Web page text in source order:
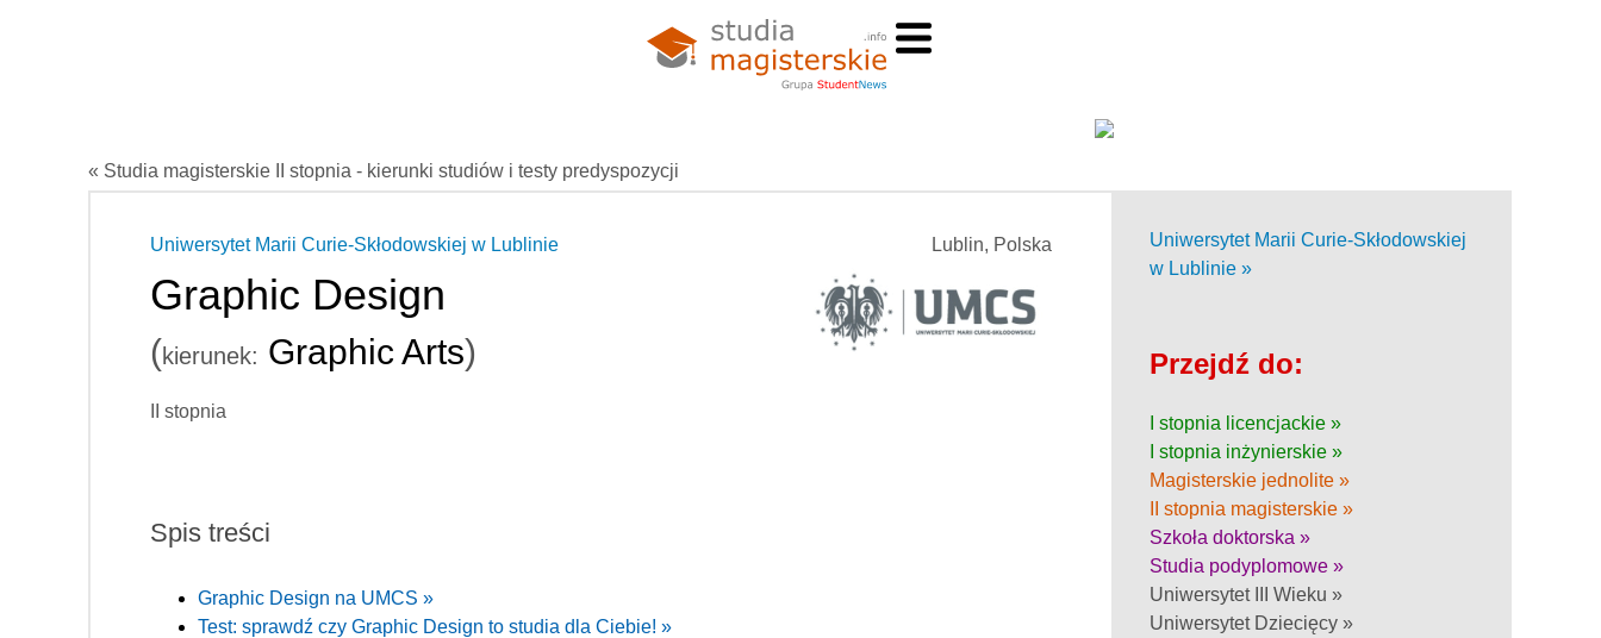
« Studia magisterskie II stopnia - kierunki studiów i testy predyspozycji
Lublin, Polska
Uniwersytet Marii Curie-Skłodowskiej w Lublinie
Graphic Design
(kierunek: Graphic Arts)
II stopnia
Spis treści
Graphic Design na UMCS »
Test: sprawdź czy Graphic Design to studia dla Ciebie! »
Uniwersytet Marii Curie-Skłodowskiej
w Lublinie »
Przejdź do:
I stopnia licencjackie »
I stopnia inżynierskie »
Magisterskie jednolite »
II stopnia magisterskie »
Szkoła doktorska »
Studia podyplomowe »
Uniwersytet III Wieku »
Uniwersytet Dziecięcy »